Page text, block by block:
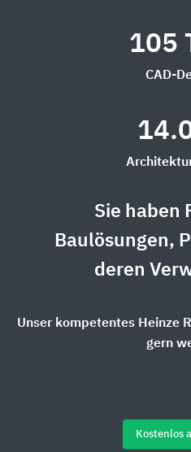
105
CAD-
Sie haben
Baulösungen,
deren
Unser kompetentes Heinze
gern
Kostenlos